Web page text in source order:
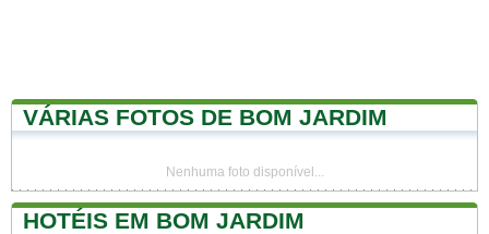
VÁRIAS FOTOS DE BOM JARDIM
Nenhuma foto disponível...
HOTÉIS EM BOM JARDIM